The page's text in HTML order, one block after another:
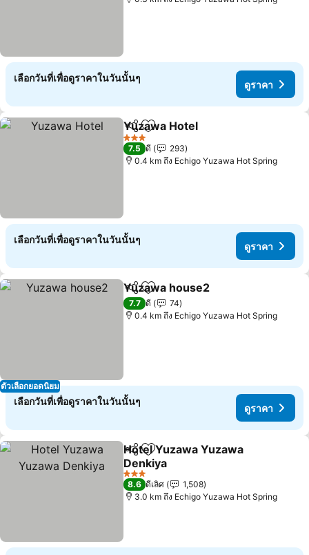
เลือกวันที่เพื่อดูราคาในวันนั้นๆ
ดูราคา
แชร์ เพิ่มในรายการโปรด
Yuzawa Hotel
3 ดาว
7.5 ดี
293
0.4 km ถึง Echigo Yuzawa Hot Spring
เลือกวันที่เพื่อดูราคาในวันนั้นๆ
ดูราคา
ตัวเลือกยอดนิยม
แชร์ เพิ่มในรายการโปรด
Yuzawa house2
7.7 ดี
74
0.4 km ถึง Echigo Yuzawa Hot Spring
เลือกวันที่เพื่อดูราคาในวันนั้นๆ
ดูราคา
แชร์ เพิ่มในรายการโปรด
Hotel Yuzawa Yuzawa
Denkiya
ดูราคา
3 ดาว
8.6 ดีเลิศ
1,508
3.0 km ถึง Echigo Yuzawa Hot Spring